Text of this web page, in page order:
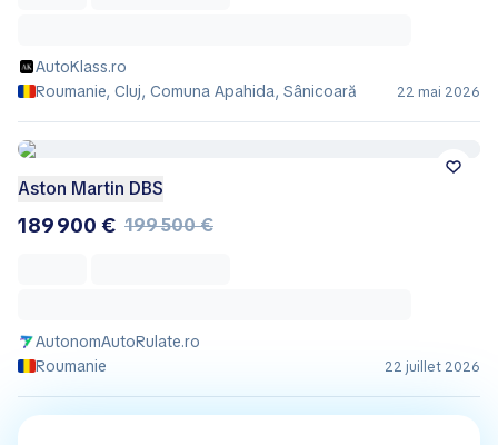
AutoKlass.ro
Roumanie, Cluj, Comuna Apahida, Sânicoară
22 mai 2026
Aston Martin DBS
189 900 € 199 500 €
AutonomAutoRulate.ro
Roumanie
22 juillet 2026